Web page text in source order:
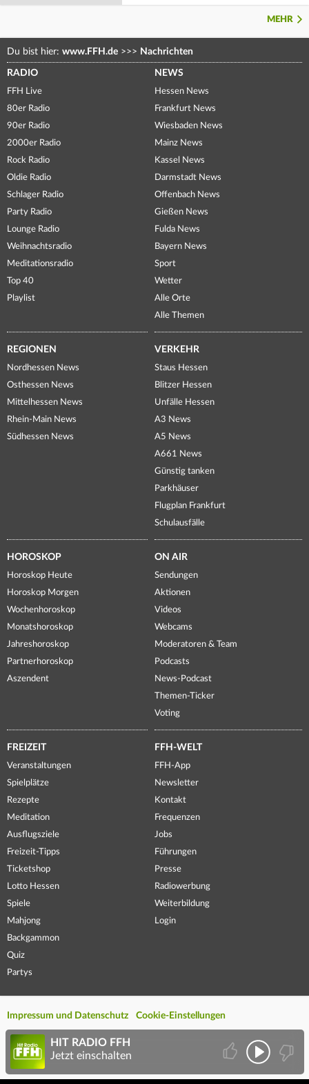
MEHR
Du bist hier: www.FFH.de >>> Nachrichten
RADIO
FFH Live
80er Radio
90er Radio
2000er Radio
Rock Radio
Oldie Radio
Schlager Radio
Party Radio
Lounge Radio
Weihnachtsradio
Meditationsradio
Top 40
Playlist
NEWS
Hessen News
Frankfurt News
Wiesbaden News
Mainz News
Kassel News
Darmstadt News
Offenbach News
Gießen News
Fulda News
Bayern News
Sport
Wetter
Alle Orte
Alle Themen
REGIONEN
Nordhessen News
Osthessen News
Mittelhessen News
Rhein-Main News
Südhessen News
VERKEHR
Staus Hessen
Blitzer Hessen
Unfälle Hessen
A3 News
A5 News
A661 News
Günstig tanken
Parkhäuser
Flugplan Frankfurt
Schulausfälle
HOROSKOP
Horoskop Heute
Horoskop Morgen
Wochenhoroskop
Monatshoroskop
Jahreshoroskop
Partnerhoroskop
Aszendent
ON AIR
Sendungen
Aktionen
Videos
Webcams
Moderatoren & Team
Podcasts
News-Podcast
Themen-Ticker
Voting
FREIZEIT
Veranstaltungen
Spielplätze
Rezepte
Meditation
Ausflugsziele
Freizeit-Tipps
Ticketshop
Lotto Hessen
Spiele
Mahjong
Backgammon
Quiz
Partys
FFH-WELT
FFH-App
Newsletter
Kontakt
Frequenzen
Jobs
Führungen
Presse
Radiowerbung
Weiterbildung
Login
Impressum und Datenschutz Cookie-Einstellungen
HIT RADIO FFH
Jetzt einschalten